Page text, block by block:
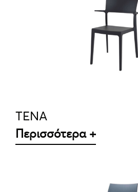
ΛΕΠΤΟΜΈΡΕΙΕΣ
TENA
Περισσότερα +